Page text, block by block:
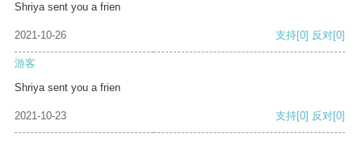
Shriya sent you a frien
2021-10-26 支持[0] 反对[0]
游客
Shriya sent you a frien
2021-10-23 支持[0] 反对[0]